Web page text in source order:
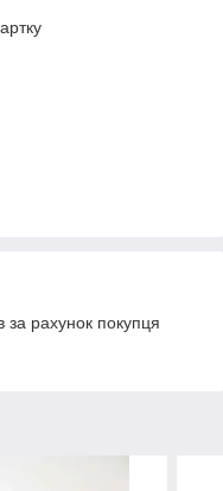
рахунок покупця